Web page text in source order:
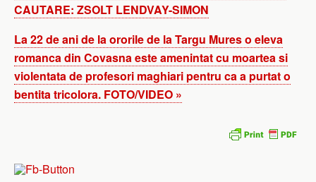
CAUTARE: ZSOLT LENDVAY-SIMON
La 22 de ani de la ororile de la Targu Mures o eleva
romanca din Covasna este amenintat cu moartea si
violentata de profesori maghiari pentru ca a purtat o
bentita tricolora. FOTO/VIDEO »